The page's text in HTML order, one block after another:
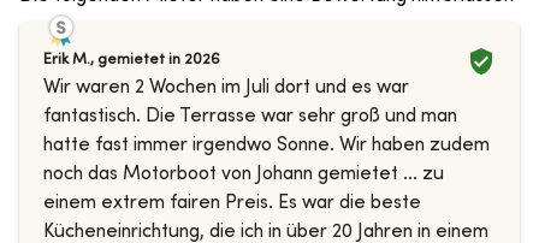
Erik M., gemietet in 2026
Wir waren 2 Wochen im Juli dort und es war
fantastisch. Die Terrasse war sehr groß und man
hatte fast immer irgendwo Sonne. Wir haben zudem
noch das Motorboot von Johann gemietet … zu
einem extrem fairen Preis. Es war die beste
Kücheneinrichtung, die ich in über 20 Jahren in einem